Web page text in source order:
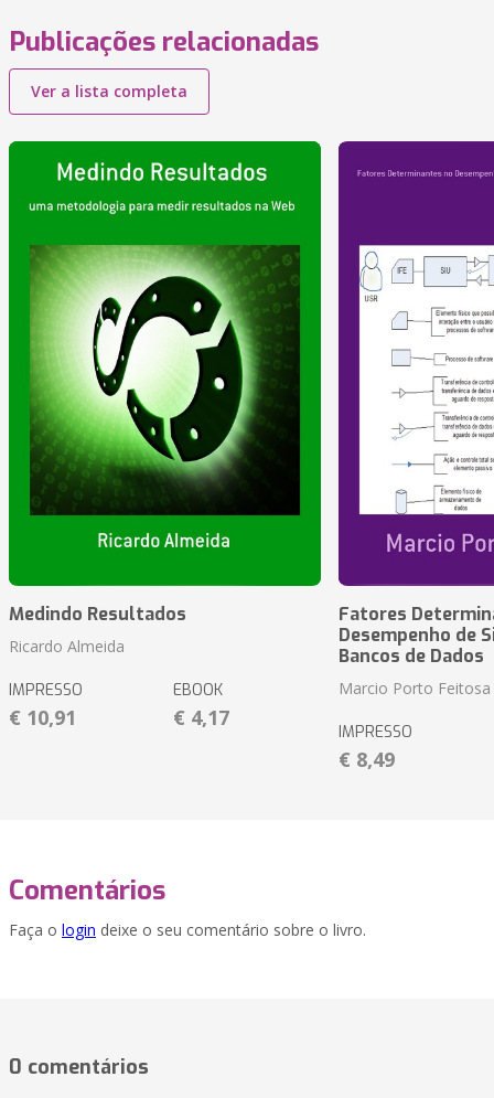
Publicações relacionadas
Ver a lista completa
Medindo Resultados
Ricardo Almeida
IMPRESSO
€ 10,91
EBOOK
€ 4,17
Fatores
Desempenho de
Bancos de Dados
Marcio Porto Feitosa
IMPRESSO
€ 8,49
Comentários
Faça o login deixe o seu comentário sobre o livro.
0 comentários